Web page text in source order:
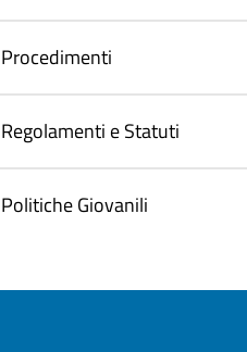
Procedimenti
Regolamenti e Statuti
Politiche Giovanili